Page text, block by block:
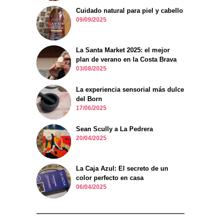
Cuidado natural para piel y cabello
09/09/2025
La Santa Market 2025: el mejor
plan de verano en la Costa Brava
03/08/2025
La experiencia sensorial más dulce
del Born
17/06/2025
Sean Scully a La Pedrera
20/04/2025
La Caja Azul: El secreto de un
color perfecto en casa
06/04/2025